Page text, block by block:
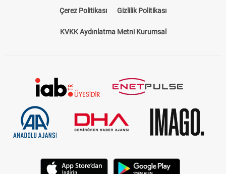
Çerez Politikası Gizlilik Politikası
KVKK Aydınlatma Metni Kurumsal